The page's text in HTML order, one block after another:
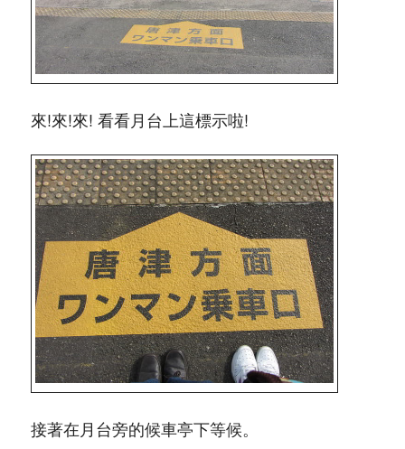
來!來!來! 看看月台上這標示啦!
接著在月台旁的候車亭下等候。